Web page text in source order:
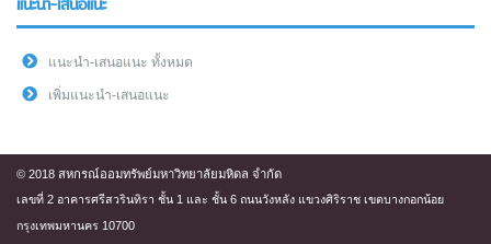
แนะนำ-เสนอแนะ
แนะนำ-เสนอแนะ ทั้งหมด
เพิ่มแนะนำ-เสนอแนะ
© 2018 สหกรณ์ออมทรัพย์มหาวิทยาลัยมหิดล จำกัด
เลขที่ 2 อาคารศรีสวรินทิรา ชั้น 1 และ ชั้น 6 ถนนวังหลัง แขวงศิริราช เขตบางกอกน้อย
กรุงเทพมหานคร 10700